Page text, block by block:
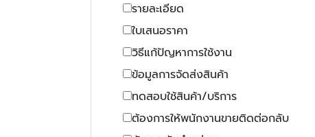
รายละเอียด
ใบเสนอราคา
วิธีแก้ปัญหาการใช้งาน
ข้อมูลการจัดส่งสินค้า
ทดสอบใช้สินค้า/บริการ
ต้องการให้พนักงานขายติดต่อกลับ